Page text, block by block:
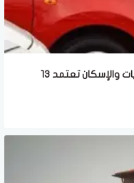
شروط جديدة لمكاتب تأجير السيارات.. البلديات والإسكان تعتمد 13